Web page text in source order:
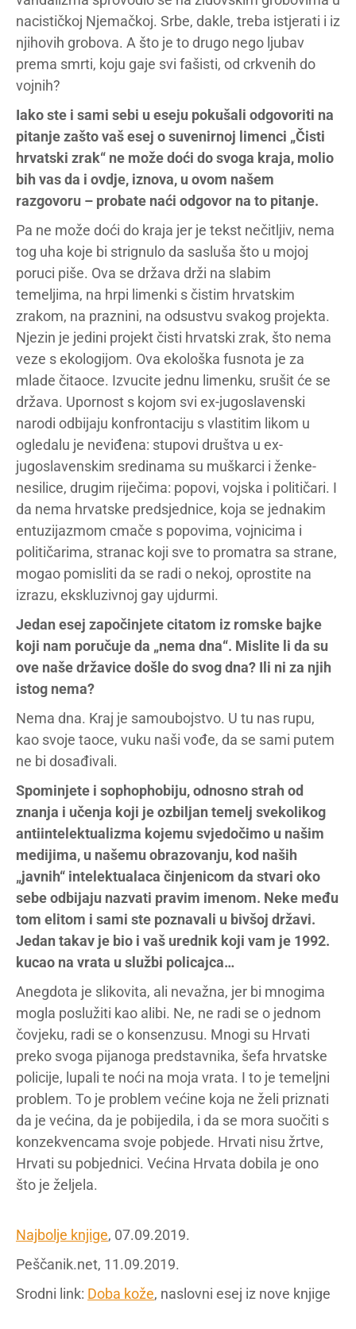
nacističkoj Njemačkoj. Srbe, dakle, treba istjerati i iz
njihovih grobova. A što je to drugo nego ljubav
prema smrti, koju gaje svi fašisti, od crkvenih do
vojnih?
Iako ste i sami sebi u eseju pokušali odgovoriti na
pitanje zašto vaš esej o suvenirnoj limenci „Čisti
hrvatski zrak“ ne može doći do svoga kraja, molio
bih vas da i ovdje, iznova, u ovom našem
razgovoru – probate naći odgovor na to pitanje.
Pa ne može doći do kraja jer je tekst nečitljiv, nema
tog uha koje bi strignulo da sasluša što u mojoj
poruci piše. Ova se država drži na slabim
temeljima, na hrpi limenki s čistim hrvatskim
zrakom, na praznini, na odsustvu svakog projekta.
Njezin je jedini projekt čisti hrvatski zrak, što nema
veze s ekologijom. Ova ekološka fusnota je za
mlade čitaoce. Izvucite jednu limenku, srušit će se
država. Upornost s kojom svi ex-jugoslavenski
narodi odbijaju konfrontaciju s vlastitim likom u
ogledalu je neviđena: stupovi društva u ex-
jugoslavenskim sredinama su muškarci i ženke-
nesilice, drugim riječima: popovi, vojska i političari. I
da nema hrvatske predsjednice, koja se jednakim
entuzijazmom cmače s popovima, vojnicima i
političarima, stranac koji sve to promatra sa strane,
mogao pomisliti da se radi o nekoj, oprostite na
izrazu, ekskluzivnoj gay ujdurmi.
Jedan esej započinjete citatom iz romske bajke
koji nam poručuje da „nema dna“. Mislite li da su
ove naše državice došle do svog dna? Ili ni za njih
istog nema?
Nema dna. Kraj je samoubojstvo. U tu nas rupu,
kao svoje taoce, vuku naši vođe, da se sami putem
ne bi dosađivali.
Spominjete i sophophobiju, odnosno strah od
znanja i učenja koji je ozbiljan temelj svekolikog
antiintelektualizma kojemu svjedočimo u našim
medijima, u našemu obrazovanju, kod naših
„javnih“ intelektualaca činjenicom da stvari oko
sebe odbijaju nazvati pravim imenom. Neke među
tom elitom i sami ste poznavali u bivšoj državi.
Jedan takav je bio i vaš urednik koji vam je 1992.
kucao na vrata u službi policajca…
Anegdota je slikovita, ali nevažna, jer bi mnogima
mogla poslužiti kao alibi. Ne, ne radi se o jednom
čovjeku, radi se o konsenzusu. Mnogi su Hrvati
preko svoga pijanoga predstavnika, šefa hrvatske
policije, lupali te noći na moja vrata. I to je temeljni
problem. To je problem većine koja ne želi priznati
da je većina, da je pobijedila, i da se mora suočiti s
konzekvencama svoje pobjede. Hrvati nisu žrtve,
Hrvati su pobjednici. Većina Hrvata dobila je ono
što je željela.
Najbolje knjige, 07.09.2019.
Peščanik.net, 11.09.2019.
Srodni link: Doba kože, naslovni esej iz nove knjige